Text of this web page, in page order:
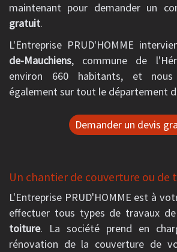
maintenant pour demander un
gratuit.
L'Entreprise PRUD'HOMME
de-Mauchiens, commune de
environ 660 habitants, et nous
également sur tout le département
Demander un devis
Un chantier de couverture ou de
L'Entreprise PRUD'HOMME est à
effectuer tous types de travaux de
toiture. La société prend en
rénovation de la couverture de